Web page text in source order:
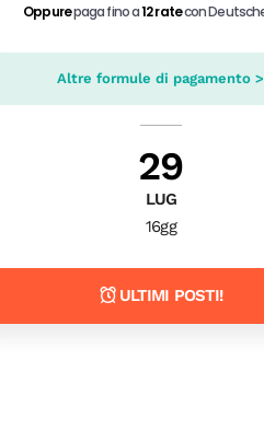
Altre formule di pagamento >
29
LUG
16gg
ULTIMI POSTI!